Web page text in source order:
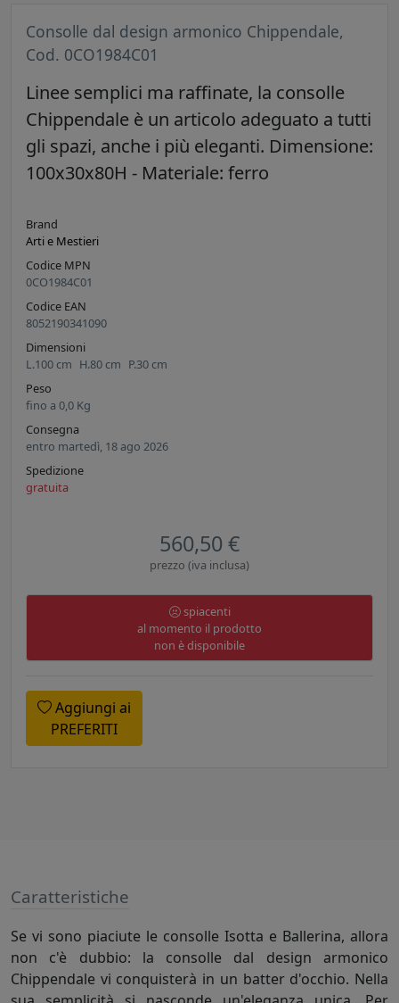
Consolle dal design armonico Chippendale,
Cod. 0CO1984C01
Linee semplici ma raffinate, la consolle
Chippendale è un articolo adeguato a tutti
gli spazi, anche i più eleganti. Dimensione:
100x30x80H - Materiale: ferro
Brand
Arti e Mestieri
Codice MPN
0CO1984C01
Codice EAN
8052190341090
Dimensioni
L.100 cm H.80 cm P.30 cm
Peso
fino a 0,0 Kg
Consegna
entro martedì, 18 ago 2026
Spedizione
gratuita
560,50 €
prezzo (iva inclusa)
spiacenti
al momento il prodotto
non è disponibile
Aggiungi ai
PREFERITI
Caratteristiche
Se vi sono piaciute le consolle Isotta e Ballerina, allora
non c'è dubbio: la consolle dal design armonico
Chippendale vi conquisterà in un batter d'occhio. Nella